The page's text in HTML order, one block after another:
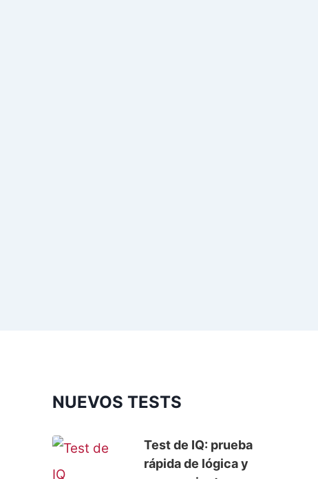
NUEVOS TESTS
Test de IQ: prueba
rápida de lógica y